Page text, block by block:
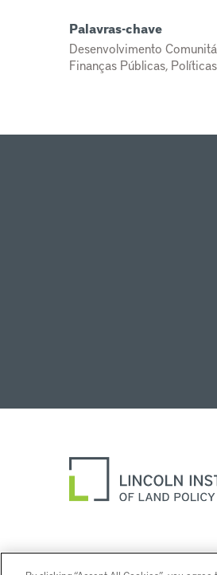
Palavras-chave
Desenvolvimento
Finanças Públicas,